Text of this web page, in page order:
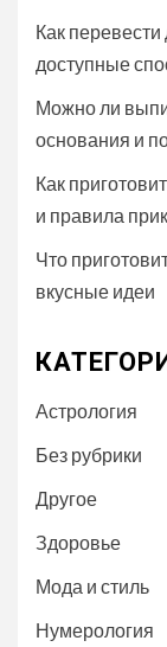
Как перевести
доступные
Можно ли
основания и
Как
и правила
Что
вкусные идеи
Астрология
Без рубрики
Другое
Здоровье
Мода и стиль
Нумерология